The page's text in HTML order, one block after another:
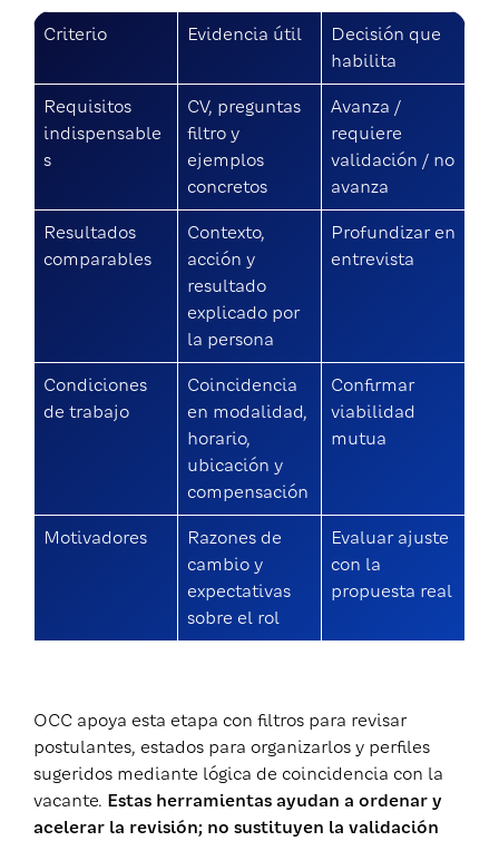
Criterio Evidencia útil
Decisión que
habilita
Requisitos
indispensable
s
CV, preguntas
filtro y
ejemplos
concretos
Avanza /
requiere
validación / no
avanza
Resultados
comparables
Contexto,
acción y
resultado
explicado por
la persona
Profundizar en
entrevista
Condiciones
de trabajo
Coincidencia
en modalidad,
horario,
ubicación y
compensación
Confirmar
viabilidad
mutua
Motivadores
Razones de
cambio y
expectativas
sobre el rol
Evaluar ajuste
con la
propuesta real
OCC apoya esta etapa con filtros para revisar
postulantes, estados para organizarlos y perfiles
sugeridos mediante lógica de coincidencia con la
vacante. Estas herramientas ayudan a ordenar y
acelerar la revisión; no sustituyen la validación